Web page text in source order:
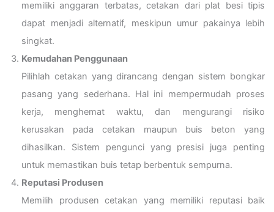
memiliki anggaran terbatas, cetakan dari plat besi tipis
dapat menjadi alternatif, meskipun umur pakainya lebih
singkat.
Kemudahan Penggunaan
Pilihlah cetakan yang dirancang dengan sistem bongkar
pasang yang sederhana. Hal ini mempermudah proses
kerja, menghemat waktu, dan mengurangi risiko
kerusakan pada cetakan maupun buis beton yang
dihasilkan. Sistem pengunci yang presisi juga penting
untuk memastikan buis tetap berbentuk sempurna.
Reputasi Produsen
Memilih produsen cetakan yang memiliki reputasi baik